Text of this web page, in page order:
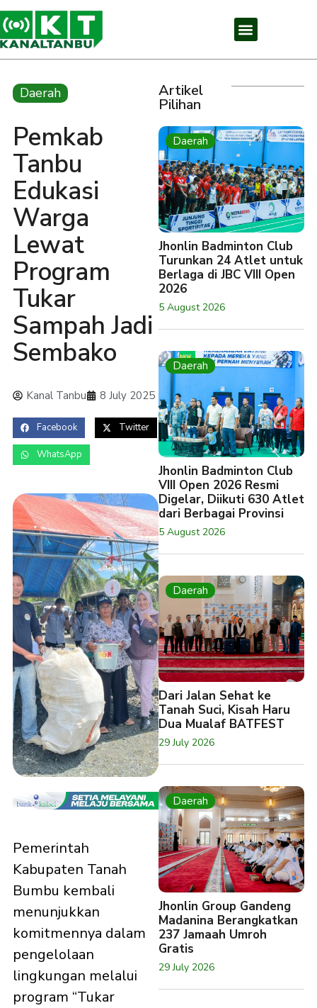
Daerah
Pemkab
Tanbu
Edukasi
Warga
Lewat
Program
Tukar
Sampah Jadi
Sembako
Kanal Tanbu 8 July 2025
Facebook Twitter
WhatsApp
Pemerintah
Kabupaten Tanah
Bumbu kembali
menunjukkan
komitmennya dalam
pengelolaan
lingkungan melalui
program “Tukar
Artikel
Pilihan
Daerah
Jhonlin Badminton Club
Turunkan 24 Atlet untuk
Berlaga di JBC VIII Open
2026
5 August 2026
Daerah
Jhonlin Badminton Club
VIII Open 2026 Resmi
Digelar, Diikuti 630 Atlet
dari Berbagai Provinsi
5 August 2026
Daerah
Dari Jalan Sehat ke
Tanah Suci, Kisah Haru
Dua Mualaf BATFEST
29 July 2026
Daerah
Jhonlin Group Gandeng
Madanina Berangkatkan
237 Jamaah Umroh
Gratis
29 July 2026